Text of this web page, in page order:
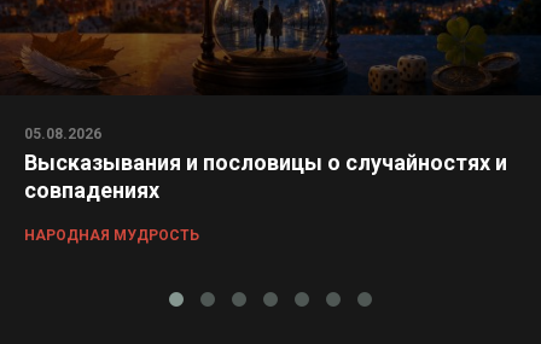
05.08.2026
Высказывания и пословицы о случайностях и
совпадениях
НАРОДНАЯ МУДРОСТЬ